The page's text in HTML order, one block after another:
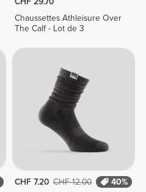
Chaussettes Athleisure Over
The Calf - Lot de 3
CHF 7.20 CHF 12.00
40%